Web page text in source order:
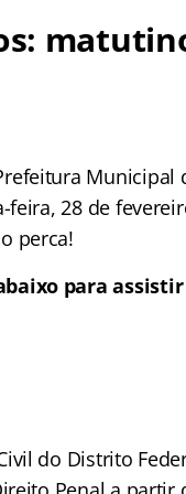
Municipal
feira, 28 de
perca!
para assistir
do Distrito